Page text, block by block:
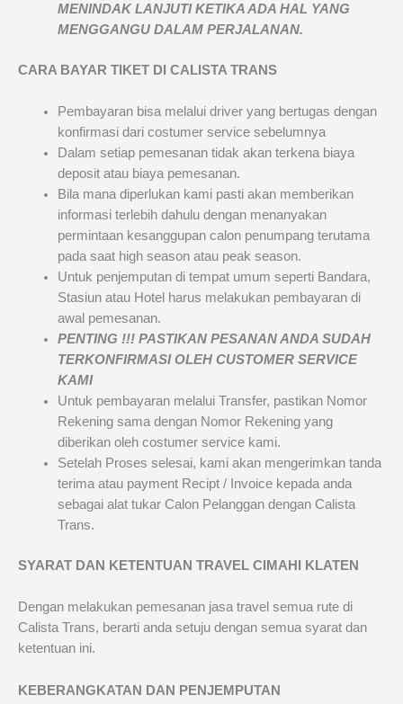
MENINDAK LANJUTI KETIKA ADA HAL YANG
MENGGANGU DALAM PERJALANAN.
CARA BAYAR TIKET DI CALISTA TRANS
Pembayaran bisa melalui driver yang bertugas dengan
konfirmasi dari costumer service sebelumnya
Dalam setiap pemesanan tidak akan terkena biaya
deposit atau biaya pemesanan.
Bila mana diperlukan kami pasti akan memberikan
informasi terlebih dahulu dengan menanyakan
permintaan kesanggupan calon penumpang terutama
pada saat high season atau peak season.
Untuk penjemputan di tempat umum seperti Bandara,
Stasiun atau Hotel harus melakukan pembayaran di
awal pemesanan.
PENTING !!! PASTIKAN PESANAN ANDA SUDAH
TERKONFIRMASI OLEH CUSTOMER SERVICE
KAMI
Untuk pembayaran melalui Transfer, pastikan Nomor
Rekening sama dengan Nomor Rekening yang
diberikan oleh costumer service kami.
Setelah Proses selesai, kami akan mengerimkan tanda
terima atau payment Recipt / Invoice kepada anda
sebagai alat tukar Calon Pelanggan dengan Calista
Trans.
SYARAT DAN KETENTUAN TRAVEL CIMAHI KLATEN
Dengan melakukan pemesanan jasa travel semua rute di
Calista Trans, berarti anda setuju dengan semua syarat dan
ketentuan ini.
KEBERANGKATAN DAN PENJEMPUTAN